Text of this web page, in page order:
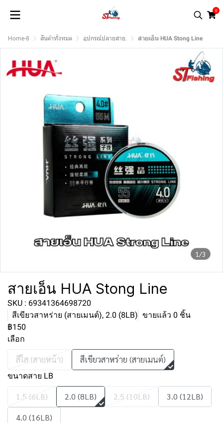
0
Home-8 สินค้าทั้งหมด อุปกรณ์ปลายสาย. สายเอ็น HUA Stong Line
1/3
สายเอ็น HUA Stong Line
SKU : 69341364698720
สีเขียวสาหร่าย (สายเมนต์), 2.0 (8LB) ขายแล้ว 0 ชิ้น
฿150
เลือก
สีใส (สายหน้า) สีเขียวสาหร่าย (สายเมนต์)
ขนาดสาย LB
1.5 (6LB) 2.0 (8LB) 2.5 (10LB)
3.0 (12LB)
4.0 (16LB)